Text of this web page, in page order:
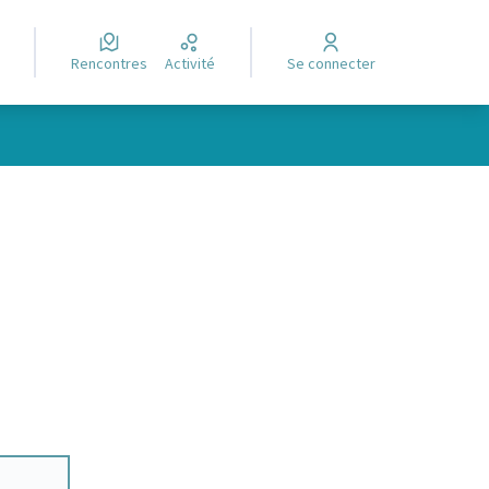
Rencontres Activité Se connecter